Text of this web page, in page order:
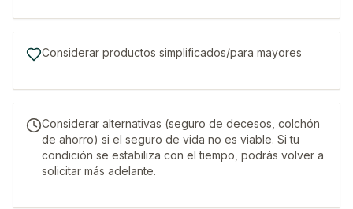
Considerar productos simplificados/para mayores
Considerar alternativas (seguro de decesos, colchón
de ahorro) si el seguro de vida no es viable. Si tu
condición se estabiliza con el tiempo, podrás volver a
solicitar más adelante.